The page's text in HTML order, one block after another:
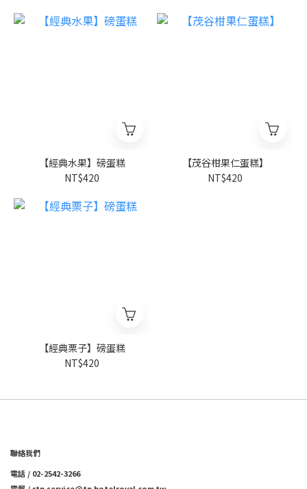
【經典水果】磅蛋糕
NT$420
【茂谷柑果仁蛋糕】
NT$420
【經典栗子】磅蛋糕
NT$420
聯絡我們
電話 / 02-2542-3266